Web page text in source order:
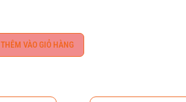
THÊM VÀO GIỎ HÀNG